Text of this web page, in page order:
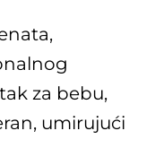
za bebu,
umirujući